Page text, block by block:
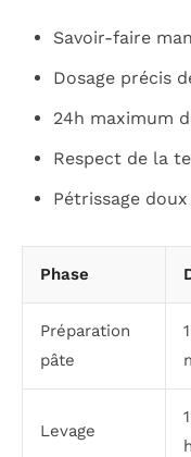
Savoir-faire
Dosage précis
24h maximum
Respect de la
Pétrissage
Phase
Préparation
pâte
Levage